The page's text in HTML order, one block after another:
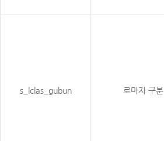
s_lclas_gubun 로마자 구분